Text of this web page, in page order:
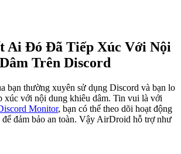
Ai Đó Đã Tiếp Xúc Với Nội
Trên Discord
bạn thường xuyên sử dụng Discord và bạn lo
xúc với nội dung khiêu dâm. Tin vui là với
Monitor, bạn có thể theo dõi hoạt động
đảm bảo an toàn. Vậy AirDroid hỗ trợ như